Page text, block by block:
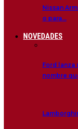
Nissan
o para…
NOVEDADES
Ford lanza
nombre